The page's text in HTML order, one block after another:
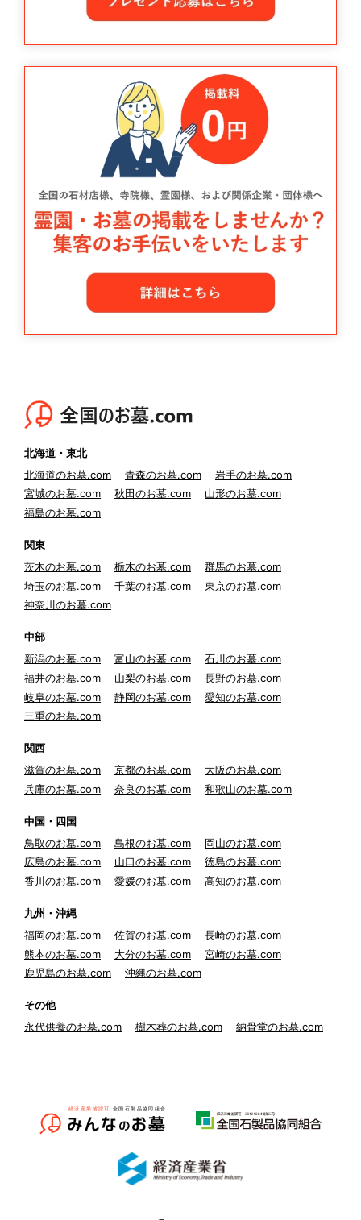
北海道・東北
北海道のお墓.com
青森のお墓.com
岩手のお墓.com
宮城のお墓.com
秋田のお墓.com
山形のお墓.com
福島のお墓.com
関東
茨木のお墓.com
栃木のお墓.com
群馬のお墓.com
埼玉のお墓.com
千葉のお墓.com
東京のお墓.com
神奈川のお墓.com
中部
新潟のお墓.com
富山のお墓.com
石川のお墓.com
福井のお墓.com
山梨のお墓.com
長野のお墓.com
岐阜のお墓.com
静岡のお墓.com
愛知のお墓.com
三重のお墓.com
関西
滋賀のお墓.com
京都のお墓.com
大阪のお墓.com
兵庫のお墓.com
奈良のお墓.com 和歌山のお墓.com
中国・四国
鳥取のお墓.com
島根のお墓.com
岡山のお墓.com
広島のお墓.com
山口のお墓.com
徳島のお墓.com
香川のお墓.com
愛媛のお墓.com 高知のお墓.com
九州・沖縄
福岡のお墓.com
佐賀のお墓.com
長崎のお墓.com
熊本のお墓.com
大分のお墓.com
宮崎のお墓.com
鹿児島のお墓.com
沖縄のお墓.com
その他
永代供養のお墓.com
樹木葬のお墓.com 納骨堂のお墓.com